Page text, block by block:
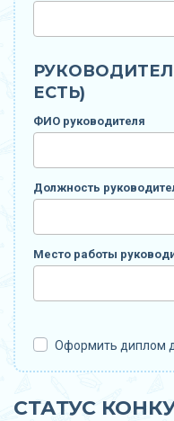
ЕСТЬ)
ФИО руководителя
Должность
Место работы
Оформить диплом
СТАТУС